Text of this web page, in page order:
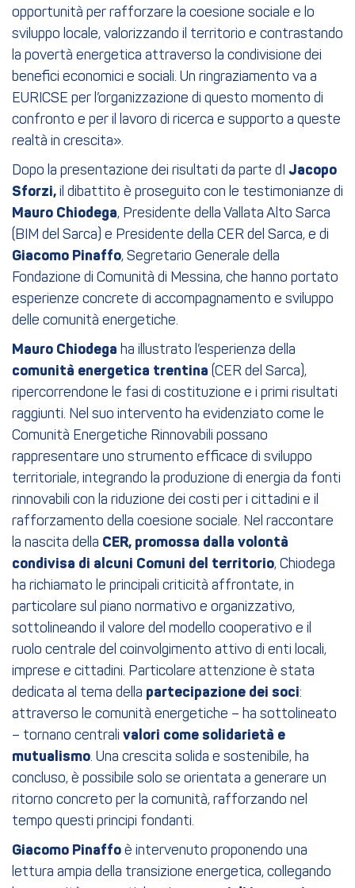
opportunità per rafforzare la coesione sociale e lo
sviluppo locale, valorizzando il territorio e contrastando
la povertà energetica attraverso la condivisione dei
benefici economici e sociali. Un ringraziamento va a
EURICSE per l’organizzazione di questo momento di
confronto e per il lavoro di ricerca e supporto a queste
realtà in crescita».
Dopo la presentazione dei risultati da parte dI Jacopo
Sforzi, il dibattito è proseguito con le testimonianze di
Mauro Chiodega, Presidente della Vallata Alto Sarca
(BIM del Sarca) e Presidente della CER del Sarca, e di
Giacomo Pinaffo, Segretario Generale della
Fondazione di Comunità di Messina, che hanno portato
esperienze concrete di accompagnamento e sviluppo
delle comunità energetiche.
Mauro Chiodega ha illustrato l’esperienza della
comunità energetica trentina (CER del Sarca),
ripercorrendone le fasi di costituzione e i primi risultati
raggiunti. Nel suo intervento ha evidenziato come le
Comunità Energetiche Rinnovabili possano
rappresentare uno strumento efficace di sviluppo
territoriale, integrando la produzione di energia da fonti
rinnovabili con la riduzione dei costi per i cittadini e il
rafforzamento della coesione sociale. Nel raccontare
la nascita della CER, promossa dalla volontà
condivisa di alcuni Comuni del territorio, Chiodega
ha richiamato le principali criticità affrontate, in
particolare sul piano normativo e organizzativo,
sottolineando il valore del modello cooperativo e il
ruolo centrale del coinvolgimento attivo di enti locali,
imprese e cittadini. Particolare attenzione è stata
dedicata al tema della partecipazione dei soci:
attraverso le comunità energetiche – ha sottolineato
– tornano centrali valori come solidarietà e
mutualismo. Una crescita solida e sostenibile, ha
concluso, è possibile solo se orientata a generare un
ritorno concreto per la comunità, rafforzando nel
tempo questi principi fondanti.
Giacomo Pinaffo è intervenuto proponendo una
lettura ampia della transizione energetica, collegando